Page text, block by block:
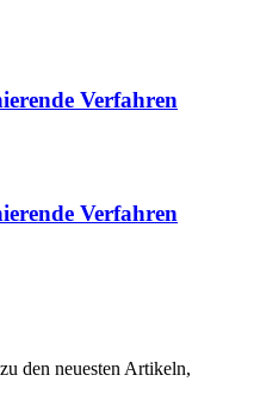
Verfahren
Verfahren
den neuesten Artikeln,